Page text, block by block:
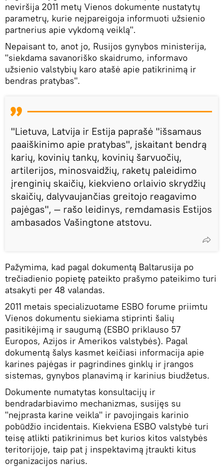
neviršija 2011 metų Vienos dokumente nustatytų
parametrų, kurie neįpareigoja informuoti užsienio
partnerius apie vykdomą veiklą".
Nepaisant to, anot jo, Rusijos gynybos ministerija,
"siekdama savanoriško skaidrumo, informavo
užsienio valstybių karo atašė apie patikrinimą ir
bendras pratybas".
"Lietuva, Latvija ir Estija paprašė "išsamaus
paaiškinimo apie pratybas", įskaitant bendrą
karių, kovinių tankų, kovinių šarvuočių,
artilerijos, minosvaidžių, raketų paleidimo
įrenginių skaičių, kiekvieno orlaivio skrydžių
skaičių, dalyvaujančias greitojo reagavimo
pajėgas", — rašo leidinys, remdamasis Estijos
ambasados ​​Vašingtone atstovu.
Pažymima, kad pagal dokumentą Baltarusija po
trečiadienio popietę pateikto prašymo pateikimo turi
atsakyti per 48 valandas.
2011 metais specializuotame ESBO forume priimtu
Vienos dokumentu siekiama stiprinti šalių
pasitikėjimą ir saugumą (ESBO priklauso 57
Europos, Azijos ir Amerikos valstybės). Pagal
dokumentą šalys kasmet keičiasi informacija apie
karines pajėgas ir pagrindines ginklų ir įrangos
sistemas, gynybos planavimą ir karinius biudžetus.
Dokumente numatytas konsultacijų ir
bendradarbiavimo mechanizmas, susijęs su
"neįprasta karine veikla" ir pavojingais karinio
pobūdžio incidentais. Kiekviena ESBO valstybė turi
teisę atlikti patikrinimus bet kurios kitos valstybės
teritorijoje, taip pat į inspektavimą įtraukti kitus
organizacijos narius.